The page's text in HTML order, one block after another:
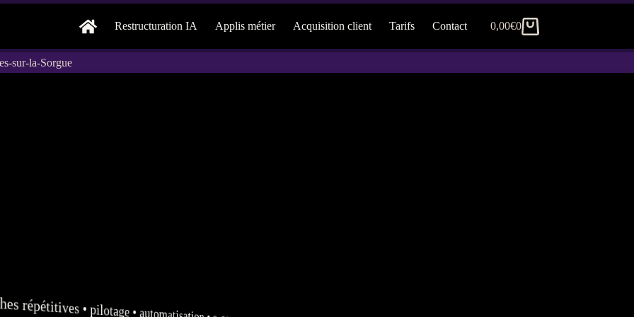
Restructuration IA Applis métier Acquisition client Tarifs Contact
Panier
0,00€0
sur-la-Sorgue
répétitives •pilotage •